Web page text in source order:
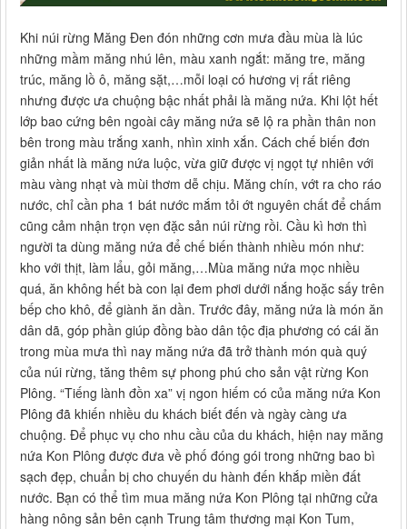
Khi núi rừng Măng Đen đón những cơn mưa đầu mùa là lúc
những mầm măng nhú lên, màu xanh ngắt: măng tre, măng
trúc, măng lồ ô, măng sặt,…mỗi loại có hương vị rất riêng
nhưng được ưa chuộng bậc nhất phải là măng nứa. Khi lột hết
lớp bao cứng bên ngoài cây măng nứa sẽ lộ ra phần thân non
bên trong màu trắng xanh, nhìn xinh xắn. Cách chế biến đơn
giản nhất là măng nứa luộc, vừa giữ được vị ngọt tự nhiên với
màu vàng nhạt và mùi thơm dễ chịu. Măng chín, vớt ra cho ráo
nước, chỉ cần pha 1 bát nước mắm tỏi ớt nguyên chất để chấm
cũng cảm nhận trọn vẹn đặc sản núi rừng rồi. Cầu kì hơn thì
người ta dùng măng nứa để chế biến thành nhiều món như:
kho với thịt, làm lẩu, gỏi măng,…Mùa măng nứa mọc nhiều
quá, ăn không hết bà con lại đem phơi dưới nắng hoặc sấy trên
bếp cho khô, để giành ăn dần. Trước đây, măng nứa là món ăn
dân dã, góp phần giúp đồng bào dân tộc địa phương có cái ăn
trong mùa mưa thì nay măng nứa đã trở thành món quà quý
của núi rừng, tăng thêm sự phong phú cho sản vật rừng Kon
Plông. “Tiếng lành đồn xa” vị ngon hiếm có của măng nứa Kon
Plông đã khiến nhiều du khách biết đến và ngày càng ưa
chuộng. Để phục vụ cho nhu cầu của du khách, hiện nay măng
nứa Kon Plông được đưa về phố đóng gói trong những bao bì
sạch đẹp, chuẩn bị cho chuyến du hành đến khắp miền đất
nước. Bạn có thể tìm mua măng nứa Kon Plông tại những cửa
hàng nông sản bên cạnh Trung tâm thương mại Kon Tum,